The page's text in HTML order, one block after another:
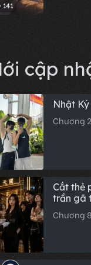
141
cập
Nhật
Chương
Cắt thẻ
trần gã
bắt cá
Chương 8